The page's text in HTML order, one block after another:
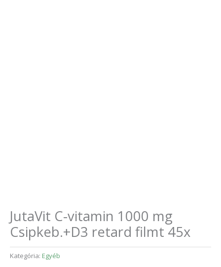
JutaVit C-vitamin 1000 mg
Csipkeb.+D3 retard filmt 45x
Kategória: Egyéb